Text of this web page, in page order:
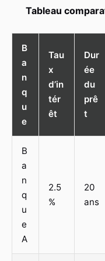
Tableau
B
a
n
q
u
e
Tau
x
d’in
tér
êt
Dur
ée
du
prê
t
B
a
n
q
u
e
A
2.5
%
20
ans